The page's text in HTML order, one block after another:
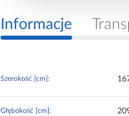
Informacje
Szerokość [cm]:
Głębokość [cm]: